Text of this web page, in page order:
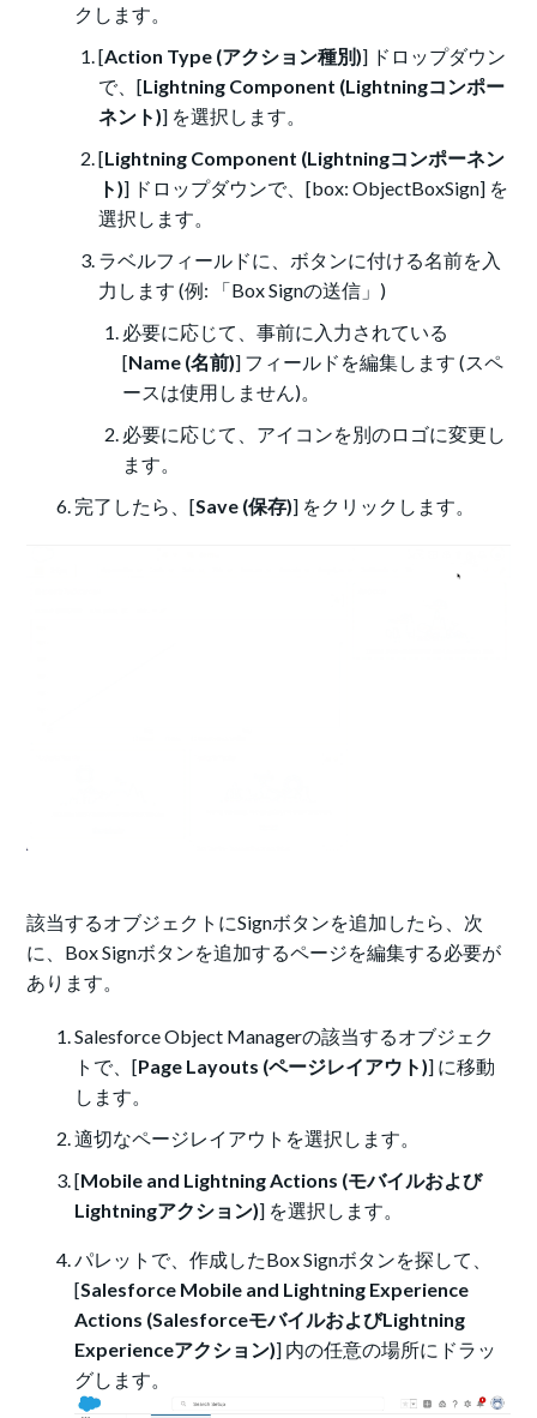
クします。
[Action Type (アクション種別)] ドロップダウン
で、[Lightning Component (Lightningコンポー
ネント)] を選択します。
[Lightning Component (Lightningコンポーネン
ト)] ドロップダウンで、[box: ObjectBoxSign] を
選択します。
ラベルフィールドに、ボタンに付ける名前を入
力します (例: 「Box Signの送信」)
必要に応じて、事前に入力されている
[Name (名前)] フィールドを編集します (スペ
ースは使用しません)。
必要に応じて、アイコンを別のロゴに変更し
ます。
完了したら、[Save (保存)] をクリックします。
該当するオブジェクトにSignボタンを追加したら、次
に、Box Signボタンを追加するページを編集する必要が
あります。
Salesforce Object Managerの該当するオブジェク
トで、[Page Layouts (ページレイアウト)] に移動
します。
適切なページレイアウトを選択します。
[Mobile and Lightning Actions (モバイルおよび
Lightningアクション)] を選択します。
パレットで、作成したBox Signボタンを探して、
[Salesforce Mobile and Lightning Experience
Actions (SalesforceモバイルおよびLightning
Experienceアクション)] 内の任意の場所にドラッ
グします。